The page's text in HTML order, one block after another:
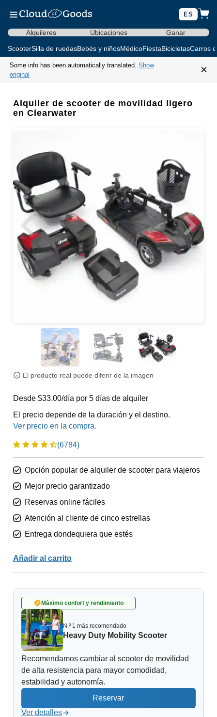
ES
Alquileres Ubicaciones Ganar
ScooterSilla de ruedasBebés y niñosMédicoFiestaBicicletasCarros
Some info has been automatically translated. Show
original
×
Alquiler de scooter de movilidad ligero
en Clearwater
El producto real puede diferir de la imagen
Desde $33.00/día por 5 días de alquiler
El precio depende de la duración y el destino.
(6784)
Opción popular de alquiler de scooter para viajeros
Mejor precio garantizado
Reservas online fáciles
Atención al cliente de cinco estrellas
Entrega dondequiera que estés
Añadir al carrito
Máximo confort y rendimiento
N.º 1 más recomendado
Heavy Duty Mobility Scooter
Recomendamos cambiar al scooter de movilidad
de alta resistencia para mayor comodidad,
estabilidad y autonomía.
Ver detalles